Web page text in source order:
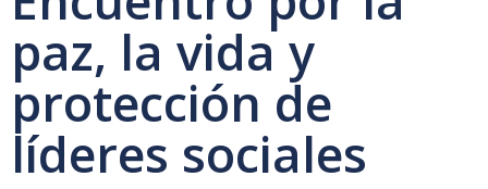
paz, la vida y
protección de
líderes sociales